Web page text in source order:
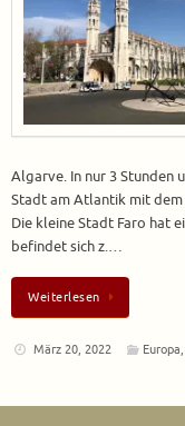
Algarve. In nur 3 Stunden
Stadt am Atlantik mit
Die kleine Stadt Faro hat
befindet sich z.…
Weiterlesen
März 20, 2022 Europa,